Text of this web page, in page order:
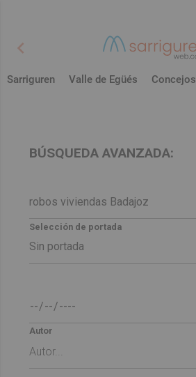
chevron_left
Sarriguren Valle de Egüés Concejos
BÚSQUEDA AVANZADA:
Selección de portada
Autor